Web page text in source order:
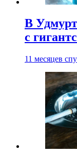
В
с
11 месяцев